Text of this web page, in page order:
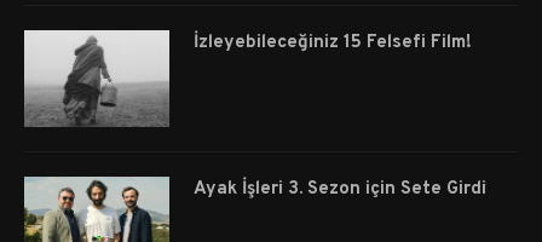
İzleyebileceğiniz 15 Felsefi Film!
Ayak İşleri 3. Sezon için Sete Girdi